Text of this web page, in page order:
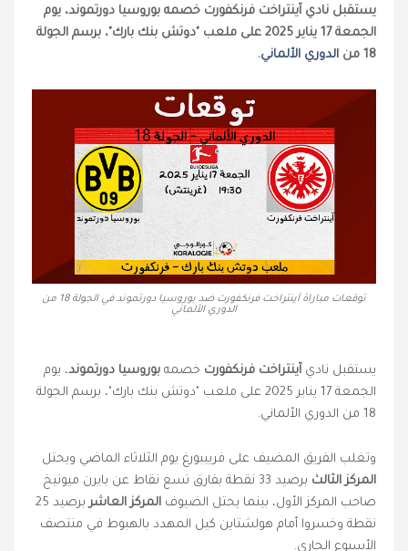
يستقبل نادي آينتراخت فرنكفورت خصمه بوروسيا دورتموند، يوم
الجمعة 17 يناير 2025 على ملعب "دوتش بنك بارك"، برسم الجولة
18 من
الدوري الألماني.
توقعات مباراة آينتراخت فرنكفورت ضد بوروسيا دورتموند في الجولة 18 من
الدوري الألماني
يستقبل نادي آينتراخت فرنكفورت خصمه بوروسيا دورتموند، يوم
الجمعة 17 يناير 2025 على ملعب "دوتش بنك بارك"، برسم الجولة
18 من الدوري الألماني.
وتغلب الفريق المضيف على فرييبورغ يوم الثلاثاء الماضي ويحتل
المركز الثالث
برصيد 33 نقطة بفارق تسع نقاط عن بايرن ميونيخ
صاحب المركز الأول، بينما يحتل الضيوف المركز العاشر
برصيد 25
نقطة وخسروا أمام هولشتاين كيل المهدد بالهبوط في منتصف
الأسبوع الجاري.